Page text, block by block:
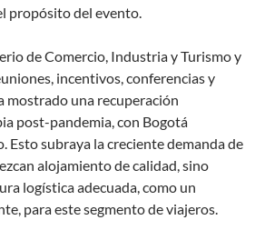
propósito del evento.
de Comercio, Industria y Turismo y
incentivos, conferencias y
mostrado una recuperación
post-pandemia, con Bogotá
Esto subraya la creciente demanda de
alojamiento de calidad, sino
logística adecuada, como un
para este segmento de viajeros.